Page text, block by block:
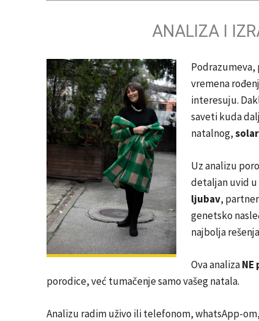
ANALIZA I
vremena
interesuju.
saveti kuda
natalnog,
Uz analizu
detaljan uvid u
ljubav,
genetsko
najbolja
Ova analizaNE
porodice, već tumačenje samo vašeg natala.
Analizu radim uživo ili telefonom, whatsApp-